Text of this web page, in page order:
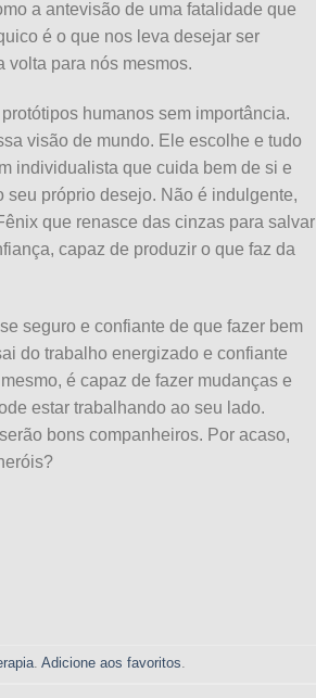
a antevisão de uma fatalidade que
é o que nos leva desejar ser
volta para nós mesmos.
humanos sem importância.
visão de mundo. Ele escolhe e tudo
individualista que cuida bem de si e
próprio desejo. Não é indulgente,
que renasce das cinzas para salvar
capaz de produzir o que faz da
seguro e confiante de que fazer bem
do trabalho energizado e confiante
é capaz de fazer mudanças e
estar trabalhando ao seu lado.
bons companheiros. Por acaso,
. Adicione aos favoritos.